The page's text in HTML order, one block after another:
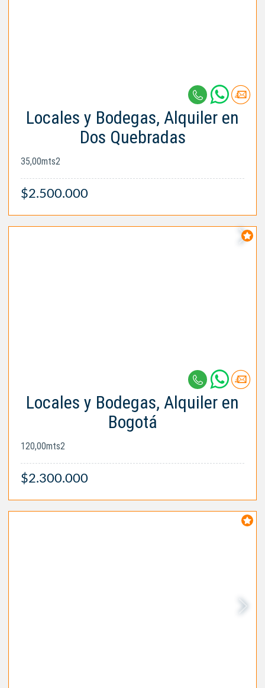
Locales y Bodegas, Alquiler en
Dos Quebradas
35,00mts2
$2.500.000
Locales y Bodegas, Alquiler en
Bogotá
120,00mts2
$2.300.000